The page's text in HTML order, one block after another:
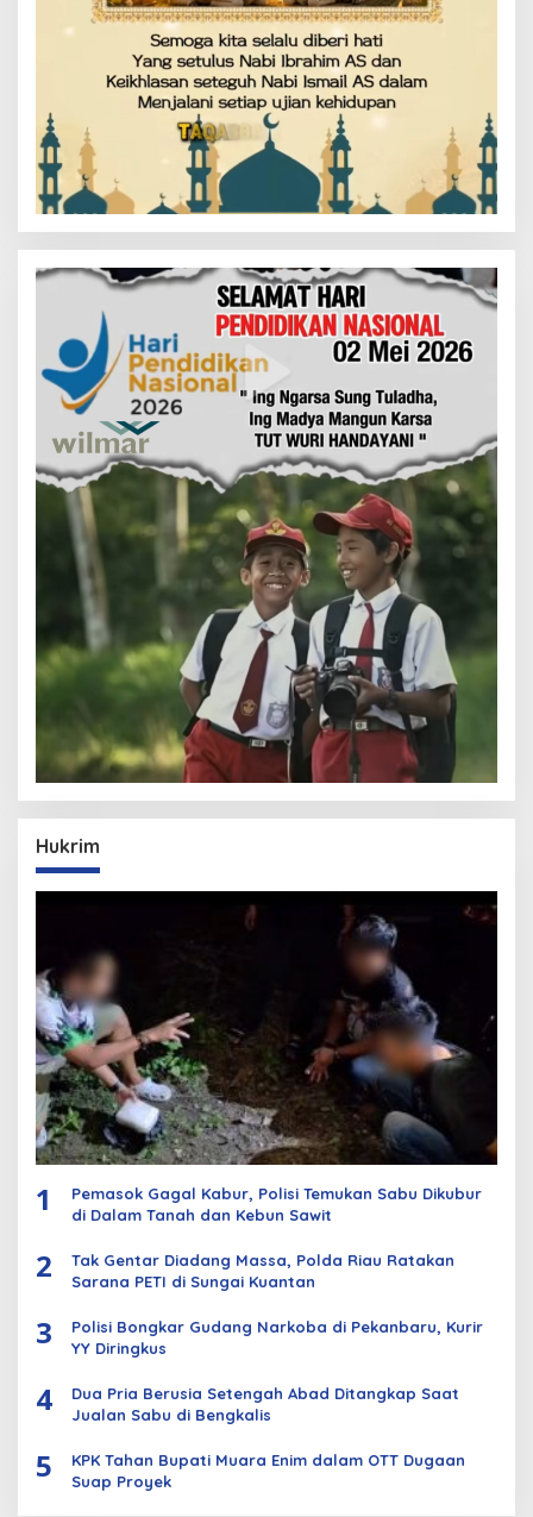
Hukrim
1
Pemasok Gagal Kabur, Polisi Temukan Sabu Dikubur
di Dalam Tanah dan Kebun Sawit
2
Tak Gentar Diadang Massa, Polda Riau Ratakan
Sarana PETI di Sungai Kuantan
3
Polisi Bongkar Gudang Narkoba di Pekanbaru, Kurir
YY Diringkus
4
Dua Pria Berusia Setengah Abad Ditangkap Saat
Jualan Sabu di Bengkalis
5
KPK Tahan Bupati Muara Enim dalam OTT Dugaan
Suap Proyek